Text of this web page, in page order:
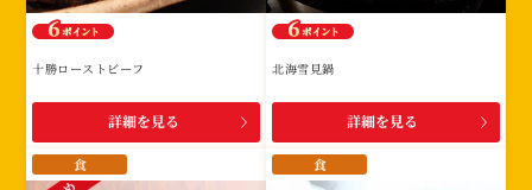
十勝ローストビーフ
詳細を見る
北海雪見鍋
詳細を見る
食 食